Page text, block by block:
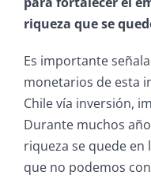
riqueza que se
Es importante
monetarios de esta
Chile vía inversión,
Durante muchos
riqueza se quede en
que no podemos